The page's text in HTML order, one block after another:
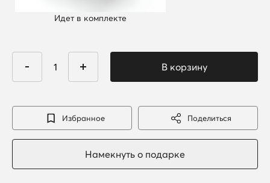
Идет в комплекте
Избранное Поделиться